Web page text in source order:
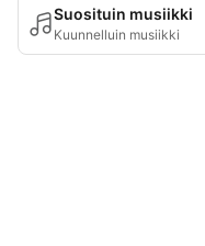
Suosituin musiikki
Kuunnelluin musiikki